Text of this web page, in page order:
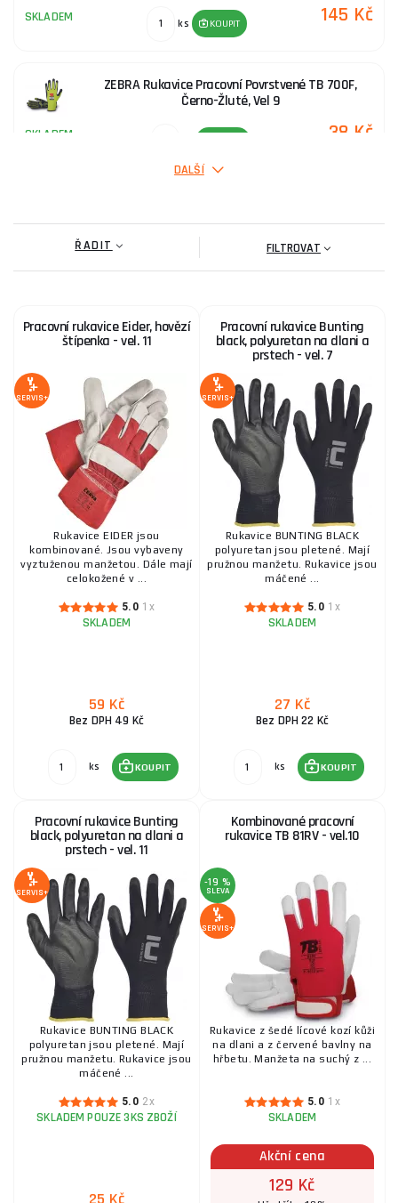
SKLADEM ks KOUPIT 145 Kč
ZEBRA Rukavice Pracovní Povrstvené TB 700F,
Černo-Žluté, Vel 9
SKLADEM 38 Kč
85 Kč
EMBERIZA Pracovní Rukavice Povrstvené, Černé, Vel
9
SKLADEM KOUPIT 24 Kč
GRAJA Rukavice proti pořezu povrstvené PU, Černé,
Vel 11
SKLADEM KOUPIT 55 Kč
Rukavice kožené s vyztuženou dlaní, velikost
10"-10,5"
SKLADEM 58 Kč
SKLADEM 39 Kč
SKLADEM 25 Kč
Rukavice pracovní KOMBIK SVARMETAL BC 10,5"
SKLADEM 69 Kč
Zateplené zimní pracovní rukavice GREEN r.9
(12/480)
15 Kč
Pracovní rukavice Eider, hovězí štípenka - vel. 11
DALŠÍ
ŘADIT FILTROVAT
Pracovní rukavice Eider, hovězí
štípenka - vel. 11
SERVIS+
Rukavice EIDER jsou
kombinované. Jsou vybaveny
vyztuženou manžetou. Dále mají
celokožené v ...
5.0 1x
SKLADEM
59 Kč
Bez DPH 49 Kč
ks KOUPIT
Pracovní rukavice Bunting
black, polyuretan na dlani a
prstech - vel. 7
SERVIS+
Rukavice BUNTING BLACK
polyuretan jsou pletené. Mají
pružnou manžetu. Rukavice jsou
máčené ...
5.0 1x
SKLADEM
27 Kč
Bez DPH 22 Kč
ks KOUPIT
Pracovní rukavice Bunting
black, polyuretan na dlani a
prstech - vel. 11
SERVIS+
Rukavice BUNTING BLACK
polyuretan jsou pletené. Mají
pružnou manžetu. Rukavice jsou
máčené ...
5.0 2x
SKLADEM POUZE 3KS ZBOŽÍ
Kombinované pracovní
rukavice TB 81RV - vel.10
-19 %
SLEVA
SERVIS+
Rukavice z šedé lícové kozí kůži
na dlani a z červené bavlny na
hřbetu. Manžeta na suchý z ...
5.0 1x
SKLADEM
Akční cena
129 Kč